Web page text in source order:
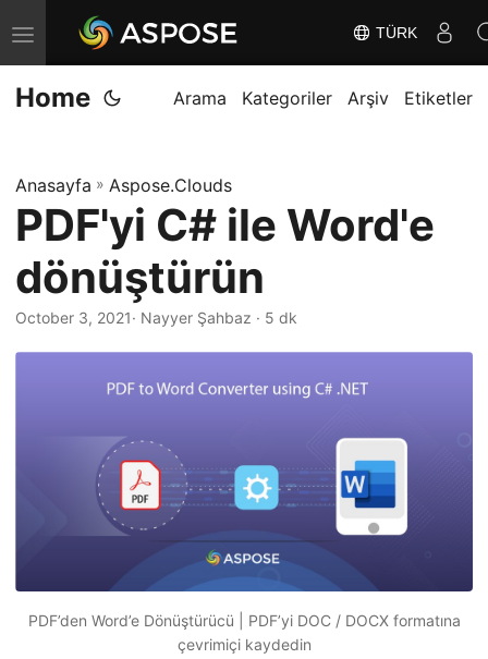
G
e
z
m
e
i
D
TÜRK
Home Arama Kategoriler Arşiv Etiketler
Anasayfa » Aspose.Clouds
PDF'yi C# ile Word'e
dönüştürün
October 3, 2021· Nayyer Şahbaz · 5 dk
PDF’den Word’e Dönüştürücü | PDF’yi DOC / DOCX formatına
çevrimiçi kaydedin